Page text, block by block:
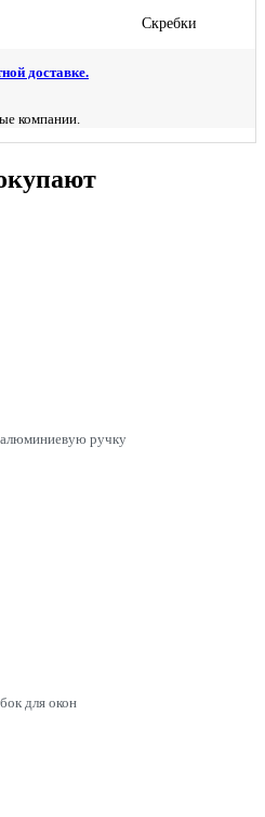
Скребки
доставке.
компании.
ручку
для окон